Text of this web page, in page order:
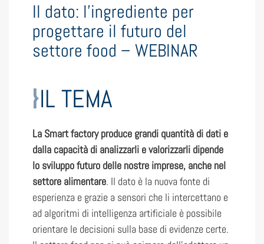
Il dato: l’ingrediente per
progettare il futuro del
settore food – WEBINAR
IL TEMA
La Smart factory produce grandi quantità di dati e
dalla capacità di analizzarli e valorizzarli dipende
lo sviluppo futuro delle nostre imprese, anche nel
settore alimentare. Il dato è la nuova fonte di
esperienza e grazie a sensori che li intercettano e
ad algoritmi di intelligenza artificiale è possibile
orientare le decisioni sulla base di evidenze certe.